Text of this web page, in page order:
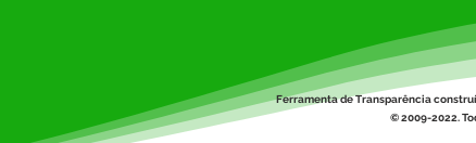
Ferramenta de Transparência
© 2009-2022.